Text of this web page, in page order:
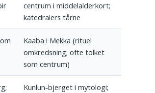
centrum i middelalderkort;
katedralers tårne
Kaaba i Mekka (rituel
omkredsning; ofte tolket
som centrum)
Kunlun-bjerget i mytologi;